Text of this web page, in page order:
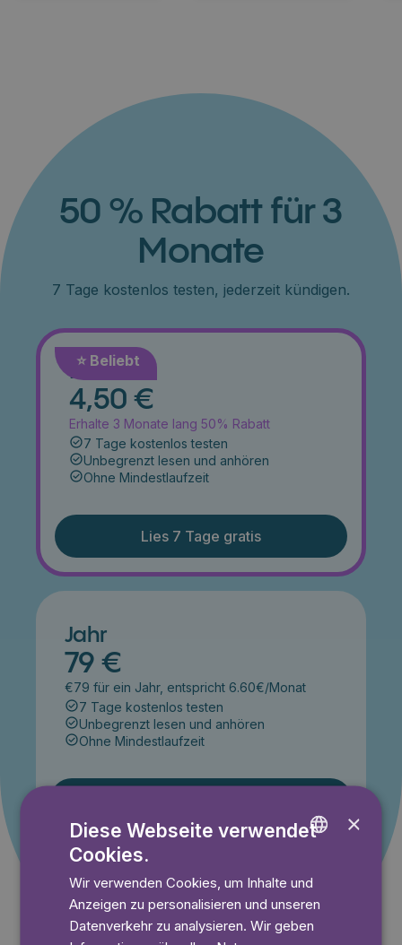
50 % Rabatt für 3
Monate
7 Tage kostenlos testen, jederzeit kündigen.
⭐️ Beliebt
Monat
4,50 €
Erhalte 3 Monate lang 50% Rabatt
7 Tage kostenlos testen
Unbegrenzt lesen und anhören
Ohne Mindestlaufzeit
Lies 7 Tage gratis
Jahr
79 €
€79 für ein Jahr, entspricht 6.60€/Monat
7 Tage kostenlos testen
Unbegrenzt lesen und anhören
Ohne Mindestlaufzeit
Neukunden.
GERMAN
×
Diese Webseite verwendet
Cookies.
Wir verwenden Cookies, um Inhalte und
Anzeigen zu personalisieren und unseren
Datenverkehr zu analysieren. Wir geben